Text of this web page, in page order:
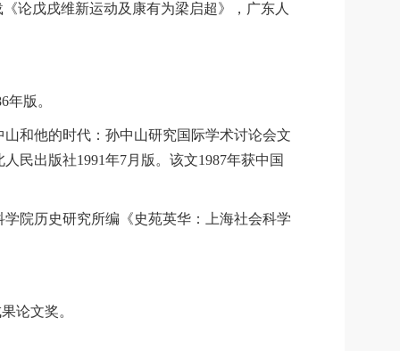
论戊戌维新运动及康有为梁启超》，广东人
版。
和他的时代：孙中山研究国际学术讨论会文
民出版社1991年7月版。该文1987年获中国
院历史研究所编《史苑英华：上海社会科学
论文奖。